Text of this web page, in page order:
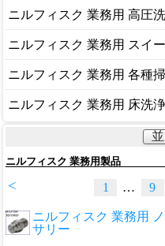
ニルフィスク 業務用 高圧
ニルフィスク 業務用 スイ
ニルフィスク 業務用 各種
ニルフィスク 業務用 床洗
ニルフィスク 業務用製品
< 1 … 9
ニルフィスク 業務用
サリー